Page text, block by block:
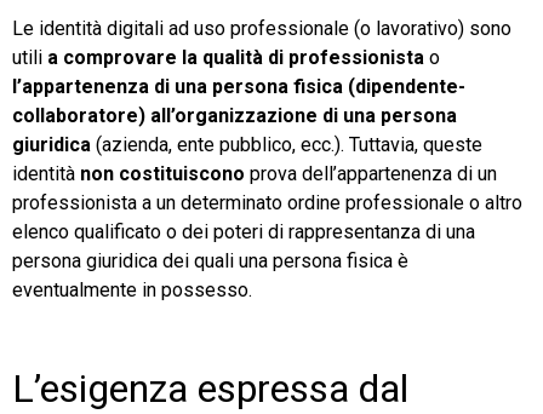
Le identità digitali ad uso professionale (o lavorativo) sono
utili a comprovare la qualità di professionista o
l’appartenenza di una persona fisica (dipendente-
collaboratore) all’organizzazione di una persona
giuridica (azienda, ente pubblico, ecc.). Tuttavia, queste
identità non costituiscono prova dell’appartenenza di un
professionista a un determinato ordine professionale o altro
elenco qualificato o dei poteri di rappresentanza di una
persona giuridica dei quali una persona fisica è
eventualmente in possesso.
L’esigenza espressa dal